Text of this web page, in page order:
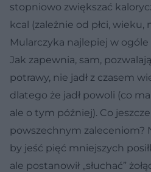
stopniowo zwiększać
kcal (zależnie od płci, wieku,
Mularczyka najlepiej w
Jak zapewnia, sam,
potrawy, nie jadł z czasem
dlatego że jadł powoli (co
ale o tym później). Co
powszechnym zaleceniom?
by jeść pięć mniejszych
ale postanowił „słuchać”